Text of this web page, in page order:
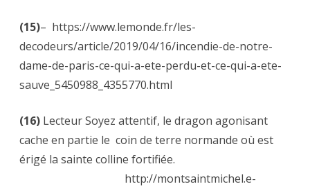
(15)– https://www.lemonde.fr/les-
decodeurs/article/2019/04/16/incendie-de-notre-
dame-de-paris-ce-qui-a-ete-perdu-et-ce-qui-a-ete-
sauve_5450988_4355770.html
(16) Lecteur Soyez attentif, le dragon agonisant
cache en partie le coin de terre normande où est
érigé la sainte colline fortifiée.
http://montsaintmichel.e-